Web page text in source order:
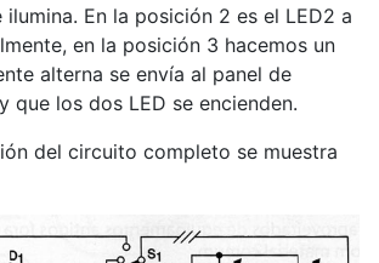
ilumina. En la posición 2 es el LED2 a
en la posición 3 hacemos un
alterna se envía al panel de
que los dos LED se encienden.
del circuito completo se muestra